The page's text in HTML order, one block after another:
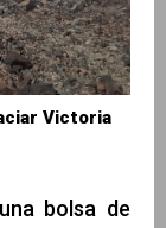
Victoria
bolsa de